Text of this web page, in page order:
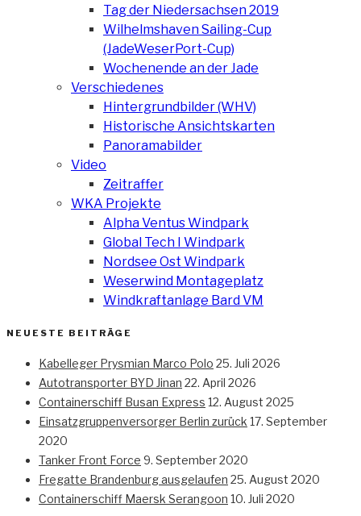
Tag der Niedersachsen 2019
Wilhelmshaven Sailing-Cup
(JadeWeserPort-Cup)
Wochenende an der Jade
Verschiedenes
Hintergrundbilder (WHV)
Historische Ansichtskarten
Panoramabilder
Video
Zeitraffer
WKA Projekte
Alpha Ventus Windpark
Global Tech I Windpark
Nordsee Ost Windpark
Weserwind Montageplatz
Windkraftanlage Bard VM
NEUESTE BEITRÄGE
Kabelleger Prysmian Marco Polo 25. Juli 2026
Autotransporter BYD Jinan 22. April 2026
Containerschiff Busan Express 12. August 2025
Einsatzgruppenversorger Berlin zurück 17. September
2020
Tanker Front Force 9. September 2020
Fregatte Brandenburg ausgelaufen 25. August 2020
Containerschiff Maersk Serangoon 10. Juli 2020